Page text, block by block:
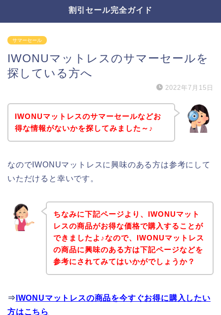
割引セール完全ガイド
サマーセール
IWONUマットレスのサマーセールを
探している方へ
2022年7月15日
IWONUマットレスのサマーセールなどお
得な情報がないかを探してみました～♪
なのでIWONUマットレスに興味のある方は参考にして
いただけると幸いです。
ちなみに下記ページより、IWONUマット
レスの商品がお得な価格で購入することが
できましたよ♪なので、IWONUマットレス
の商品に興味のある方は下記ページなどを
参考にされてみてはいかがでしょうか？
⇒ IWONUマットレスの商品を今すぐお得に購入したい
方はこちら